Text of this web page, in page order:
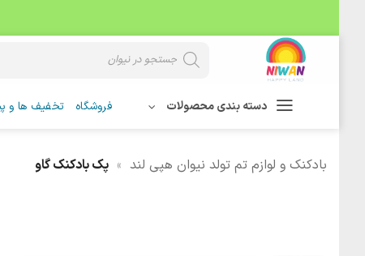
content
search
دسته بندی محصولات فروشگاه تخفیف ها و
بادکنک و لوازم تم تولد نیوان هپی لند » پک بادکنک گاو